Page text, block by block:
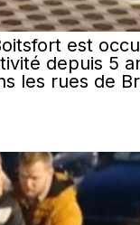
est
depuis 5
les rues de